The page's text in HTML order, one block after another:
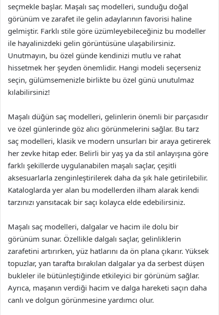
seçmekle başlar. Maşalı saç modelleri, sunduğu doğal
görünüm ve zarafet ile gelin adaylarının favorisi haline
gelmiştir. Farklı stile göre üzümleyebileceğiniz bu modeller
ile hayalinizdeki gelin görüntüsüne ulaşabilirsiniz.
Unutmayın, bu özel günde kendinizi mutlu ve rahat
hissetmek her şeyden önemlidir. Hangi modeli seçerseniz
seçin, gülümsemenizle birlikte bu özel günü unutulmaz
kılabilirsiniz!
Maşalı düğün saç modelleri, gelinlerin önemli bir parçasıdır
ve özel günlerinde göz alıcı görünmelerini sağlar. Bu tarz
saç modelleri, klasik ve modern unsurları bir araya getirerek
her zevke hitap eder. Belirli bir yaş ya da stil anlayışına göre
farklı şekillerde uygulanabilen maşalı saçlar, çeşitli
aksesuarlarla zenginleştirilerek daha da şık hale getirilebilir.
Kataloglarda yer alan bu modellerden ilham alarak kendi
tarzınızı yansıtacak bir saçı kolayca elde edebilirsiniz.
Maşalı saç modelleri, dalgalar ve hacim ile dolu bir
görünüm sunar. Özellikle dalgalı saçlar, gelinliklerin
zarafetini artırırken, yüz hatlarını da ön plana çıkarır. Yüksek
topuzlar, yan tarafta bırakılan dalgalar ya da serbest düşen
bukleler ile bütünleştiğinde etkileyici bir görünüm sağlar.
Ayrıca, maşanın verdiği hacim ve dalga hareketi saçın daha
canlı ve dolgun görünmesine yardımcı olur.